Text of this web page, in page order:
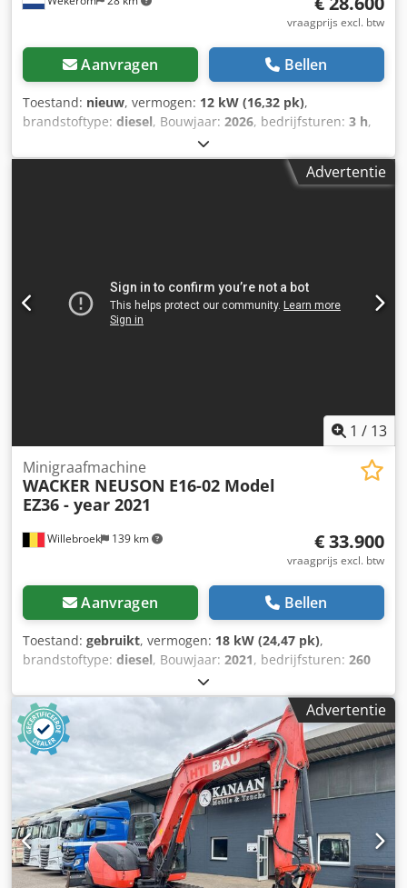
vraagprijs excl. btw
Aanvragen Bellen
Toestand: nieuw, vermogen: 12 kW (16,32 pk),
brandstoftype: diesel, Bouwjaar: 2026, bedrijfsturen: 3 h,
Bouwjaar: 2026 Toepassingsgebied: bouw Codezp Ux Rspfx
Ahfjha Aandrijving: rupsbanden Leeggewicht: 1.900 kg
Werkbreedte: 100 cm CE-markering: ja Algemene staat:
Advertentie
1 / 13
Willebroek 139 km
Minigraafmachine
WACKER NEUSON E16-02 Model
EZ36 - year 2021
€ 33.900
vraagprijs excl. btw
Aanvragen Bellen
Toestand: gebruikt, vermogen: 18 kW (24,47 pk),
brandstoftype: diesel, Bouwjaar: 2021, bedrijfsturen: 260
, 260 bedrijfsuren – Rupsgraafmachine 3972 KG –
Snelwisselsysteem – Extra functies – 2 x bak – 18,2 kW
motor – Levelblad – Chodpfxey Hpklj Ahfja = Verdere
informatie = Bouwjaar: 2021 Modeljaar: 2021 Toepassing:
Bouw Aandrijving: Rups Leeggewicht: 3.972 kg CE-
markering: ja Neem contact op met Miguel Cubas voor
meer informatie. = Bedrijfsinformatie = Wij zijn gevestigd
tussen Antwerpen en Brussel langs de A12-snelweg,
dichtbij de haven van Antwerpen. Openingstijden:
maandag t/m vrijdag doorlopend van 8.30 tot 19.00 uur.
Advertentie